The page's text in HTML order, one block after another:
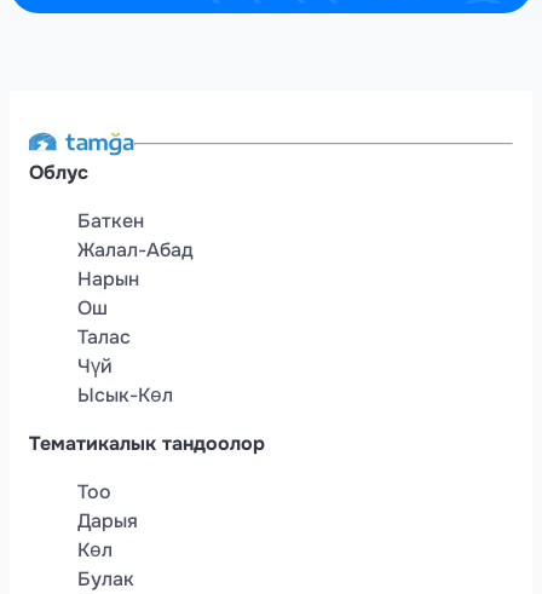
Облус
Баткен
Жалал-Абад
Нарын
Ош
Талас
Чүй
Ысык-Көл
Тематикалык тандоолор
Тоо
Дарыя
Көл
Булак